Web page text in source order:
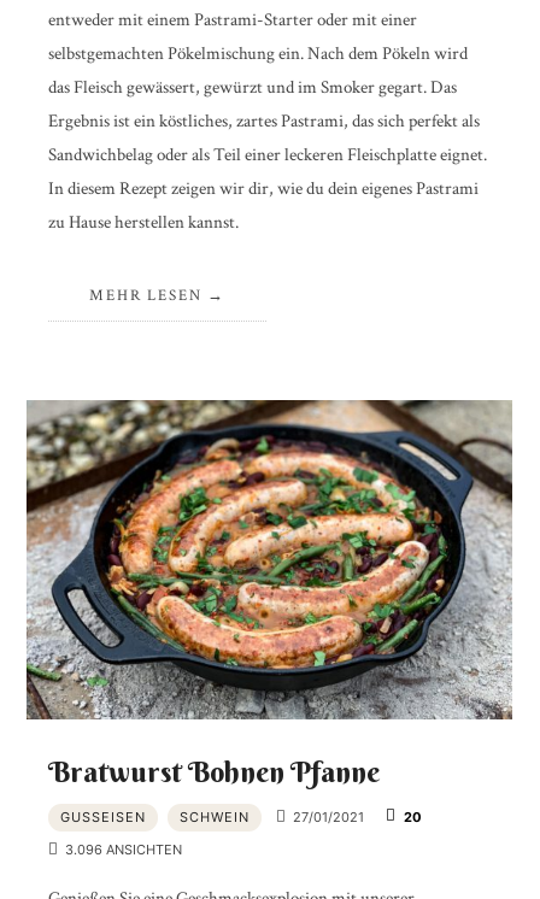
entweder mit einem Pastrami-Starter oder mit einer
selbstgemachten Pökelmischung ein. Nach dem Pökeln wird
das Fleisch gewässert, gewürzt und im Smoker gegart. Das
Ergebnis ist ein köstliches, zartes Pastrami, das sich perfekt als
Sandwichbelag oder als Teil einer leckeren Fleischplatte eignet.
In diesem Rezept zeigen wir dir, wie du dein eigenes Pastrami
zu Hause herstellen kannst.
MEHR LESEN
Bratwurst Bohnen Pfanne
GUSSEISEN SCHWEIN 27/01/2021
20
3.096 ANSICHTEN